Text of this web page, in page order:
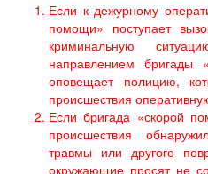
Если к дежурному
помощи» поступает
криминальную
направлением бригады
оповещает полицию,
происшествия
Если бригада «скорой
происшествия
травмы или другого
окружающие просят не